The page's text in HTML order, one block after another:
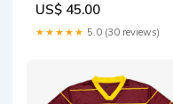
US$ 45.00
★★★★★ 5.0 (30 reviews)